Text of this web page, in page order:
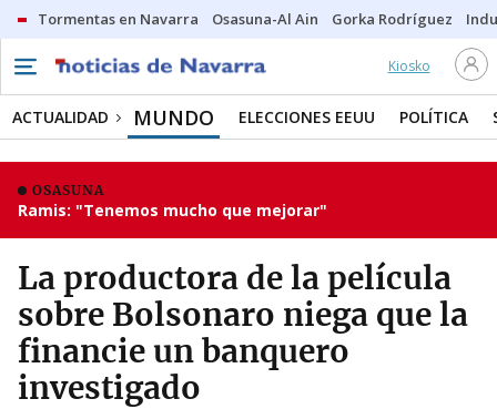
Tormentas en Navarra Osasuna-Al Ain Gorka Rodríguez
Kiosko
ACTUALIDAD MUNDO ELECCIONES EEUU POLÍTICA
OSASUNA
Ramis: "Tenemos mucho que mejorar"
La productora de la película
sobre Bolsonaro niega que la
financie un banquero
investigado